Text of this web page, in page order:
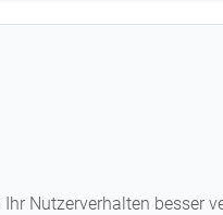
Nutzerverhalten